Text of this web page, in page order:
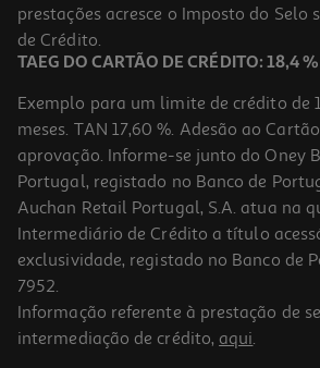
39,99 €
Fritadeira Air Fryer Qilive Q.5464 5 L 1500 W
prestações acresce o Imposto do Selo
de Crédito.
TAEG DO CARTÃO DE CRÉDITO: 18,4 %
Exemplo para um limite de crédito de
meses. TAN 17,60 %. Adesão ao
aprovação. Informe-se junto do Oney
Portugal, registado no Banco de
Auchan Retail Portugal, S.A. atua na
Intermediário de Crédito a título
exclusividade, registado no Banco de
7952.
Informação referente à prestação de
intermediação de crédito, aqui.